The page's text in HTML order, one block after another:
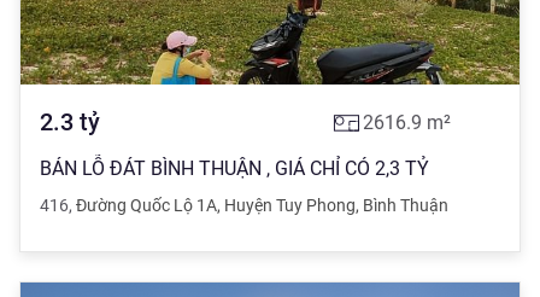
2.3 tỷ 2616.9 m²
BÁN LỖ ĐÁT BÌNH THUẬN , GIÁ CHỈ CÓ 2,3 TỶ
416, Đường Quốc Lộ 1A, Huyện Tuy Phong, Bình Thuận